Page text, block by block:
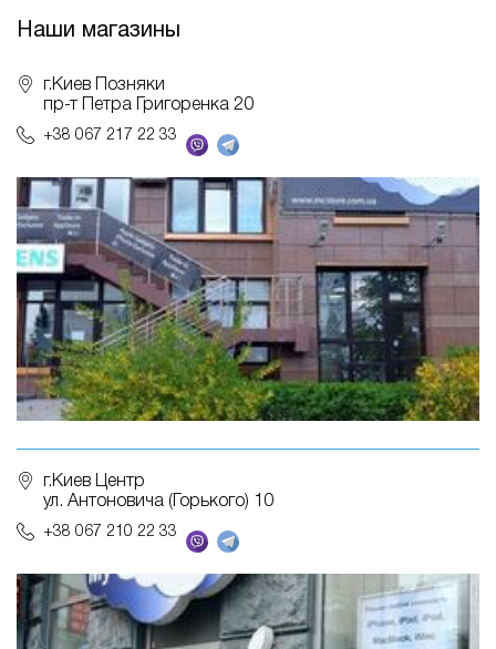
Наши магазины
г.Киев Позняки
пр-т Петра Григоренка 20
+38 067 217 22 33
г.Киев Центр
ул. Антоновича (Горького) 10
+38 067 210 22 33